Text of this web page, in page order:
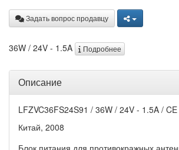
Задать вопрос продавцу
36W / 24V - 1.5A Подробнее
Описание
LFZVC36FS24S91 / 36W / 24V - 1.5A / CE
Китай, 2008